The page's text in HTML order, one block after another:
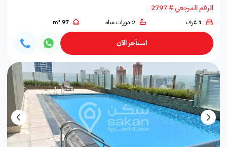
الرقم المرجعي # 2797
1 غرف 2 دورات مياه 97 m²
استأجر الآن